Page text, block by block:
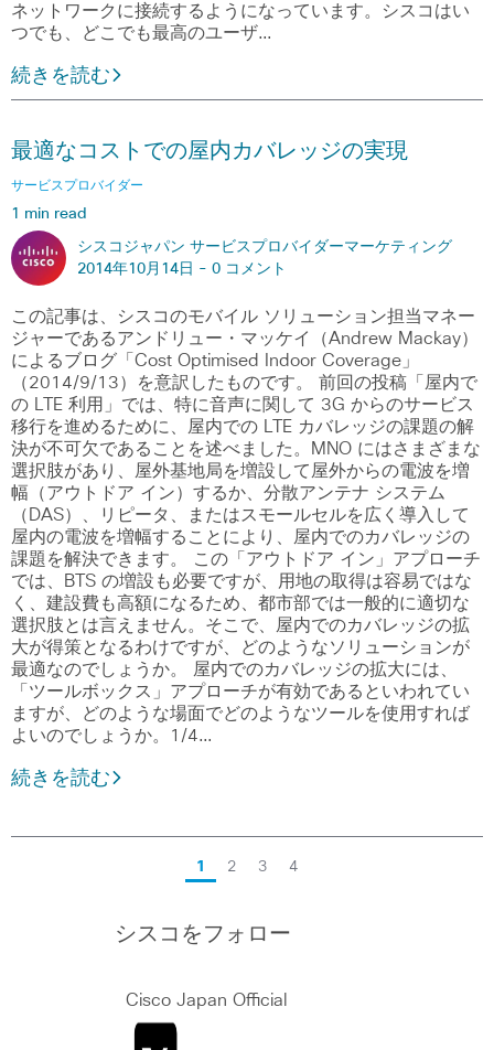
ネットワークに接続するようになっています。シスコはい
つでも、どこでも最高のユーザ…
続きを読む
最適なコストでの屋内カバレッジの実現
サービスプロバイダー
1 min read
シスコジャパン サービスプロバイダーマーケティング
2014年10月14日 - 0 コメント
この記事は、シスコのモバイル ソリューション担当マネー
ジャーであるアンドリュー・マッケイ（Andrew Mackay）
によるブログ「Cost Optimised Indoor Coverage」
（2014/9/13）を意訳したものです。 前回の投稿「屋内で
の LTE 利用」では、特に音声に関して 3G からのサービス
移行を進めるために、屋内での LTE カバレッジの課題の解
決が不可欠であることを述べました。MNO にはさまざまな
選択肢があり、屋外基地局を増設して屋外からの電波を増
幅（アウトドア イン）するか、分散アンテナ システム
（DAS）、リピータ、またはスモールセルを広く導入して
屋内の電波を増幅することにより、屋内でのカバレッジの
課題を解決できます。 この「アウトドア イン」アプローチ
では、BTS の増設も必要ですが、用地の取得は容易ではな
く、建設費も高額になるため、都市部では一般的に適切な
選択肢とは言えません。そこで、屋内でのカバレッジの拡
大が得策となるわけですが、どのようなソリューションが
最適なのでしょうか。 屋内でのカバレッジの拡大には、
「ツールボックス」アプローチが有効であるといわれてい
ますが、どのような場面でどのようなツールを使用すれば
よいのでしょうか。1/4…
続きを読む
1 2 3 4
シスコをフォロー
Cisco Japan Official